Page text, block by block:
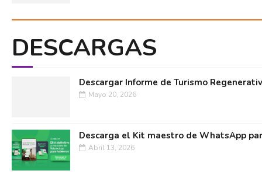
DESCARGAS
Descargar Informe de Turismo
Mayo 20, 2026
Descarga el Kit maestro de WhatsApp
Abril 13, 2026